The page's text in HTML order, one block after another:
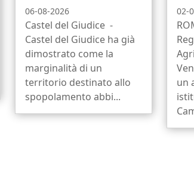
06-08-2026
Castel del Giudice -
Castel del Giudice ha già
dimostrato come la
marginalità di un
territorio destinato allo
spopolamento abbi...
02-
un